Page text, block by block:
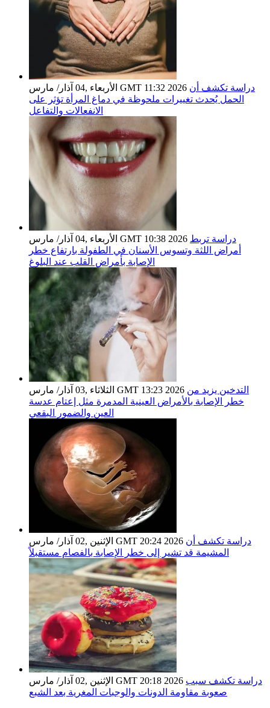
الأربعاء ,04 آذار/ مارس GMT 11:32 2026 دراسة تكشف أن
الحمل يُحدث تغييرات ملحوظة في دماغ المرأة تؤثر على
الانفعالات والتفاعل
الأربعاء ,04 آذار/ مارس GMT 10:38 2026 دراسة تربط
أمراض اللثة وتسوس الأسنان في الطفولة بارتفاع خطر
الإصابة بأمراض القلب عند البلوغ
الثلاثاء ,03 آذار/ مارس GMT 13:23 2026 التدخين يزيد من
خطر الإصابة بالأمراض العينية المدمرة مثل إعتام عدسة
العين والضمور البقعي
الإثنين ,02 آذار/ مارس GMT 20:24 2026 دراسة تكشف أن
المشيمة قد تشير إلى خطر الإصابة بالفصام مستقبلاً
الإثنين ,02 آذار/ مارس GMT 20:18 2026 دراسة تكشف سبب
صعوبة مقاومة الدونات والوجبات المغرية بعد الشبع